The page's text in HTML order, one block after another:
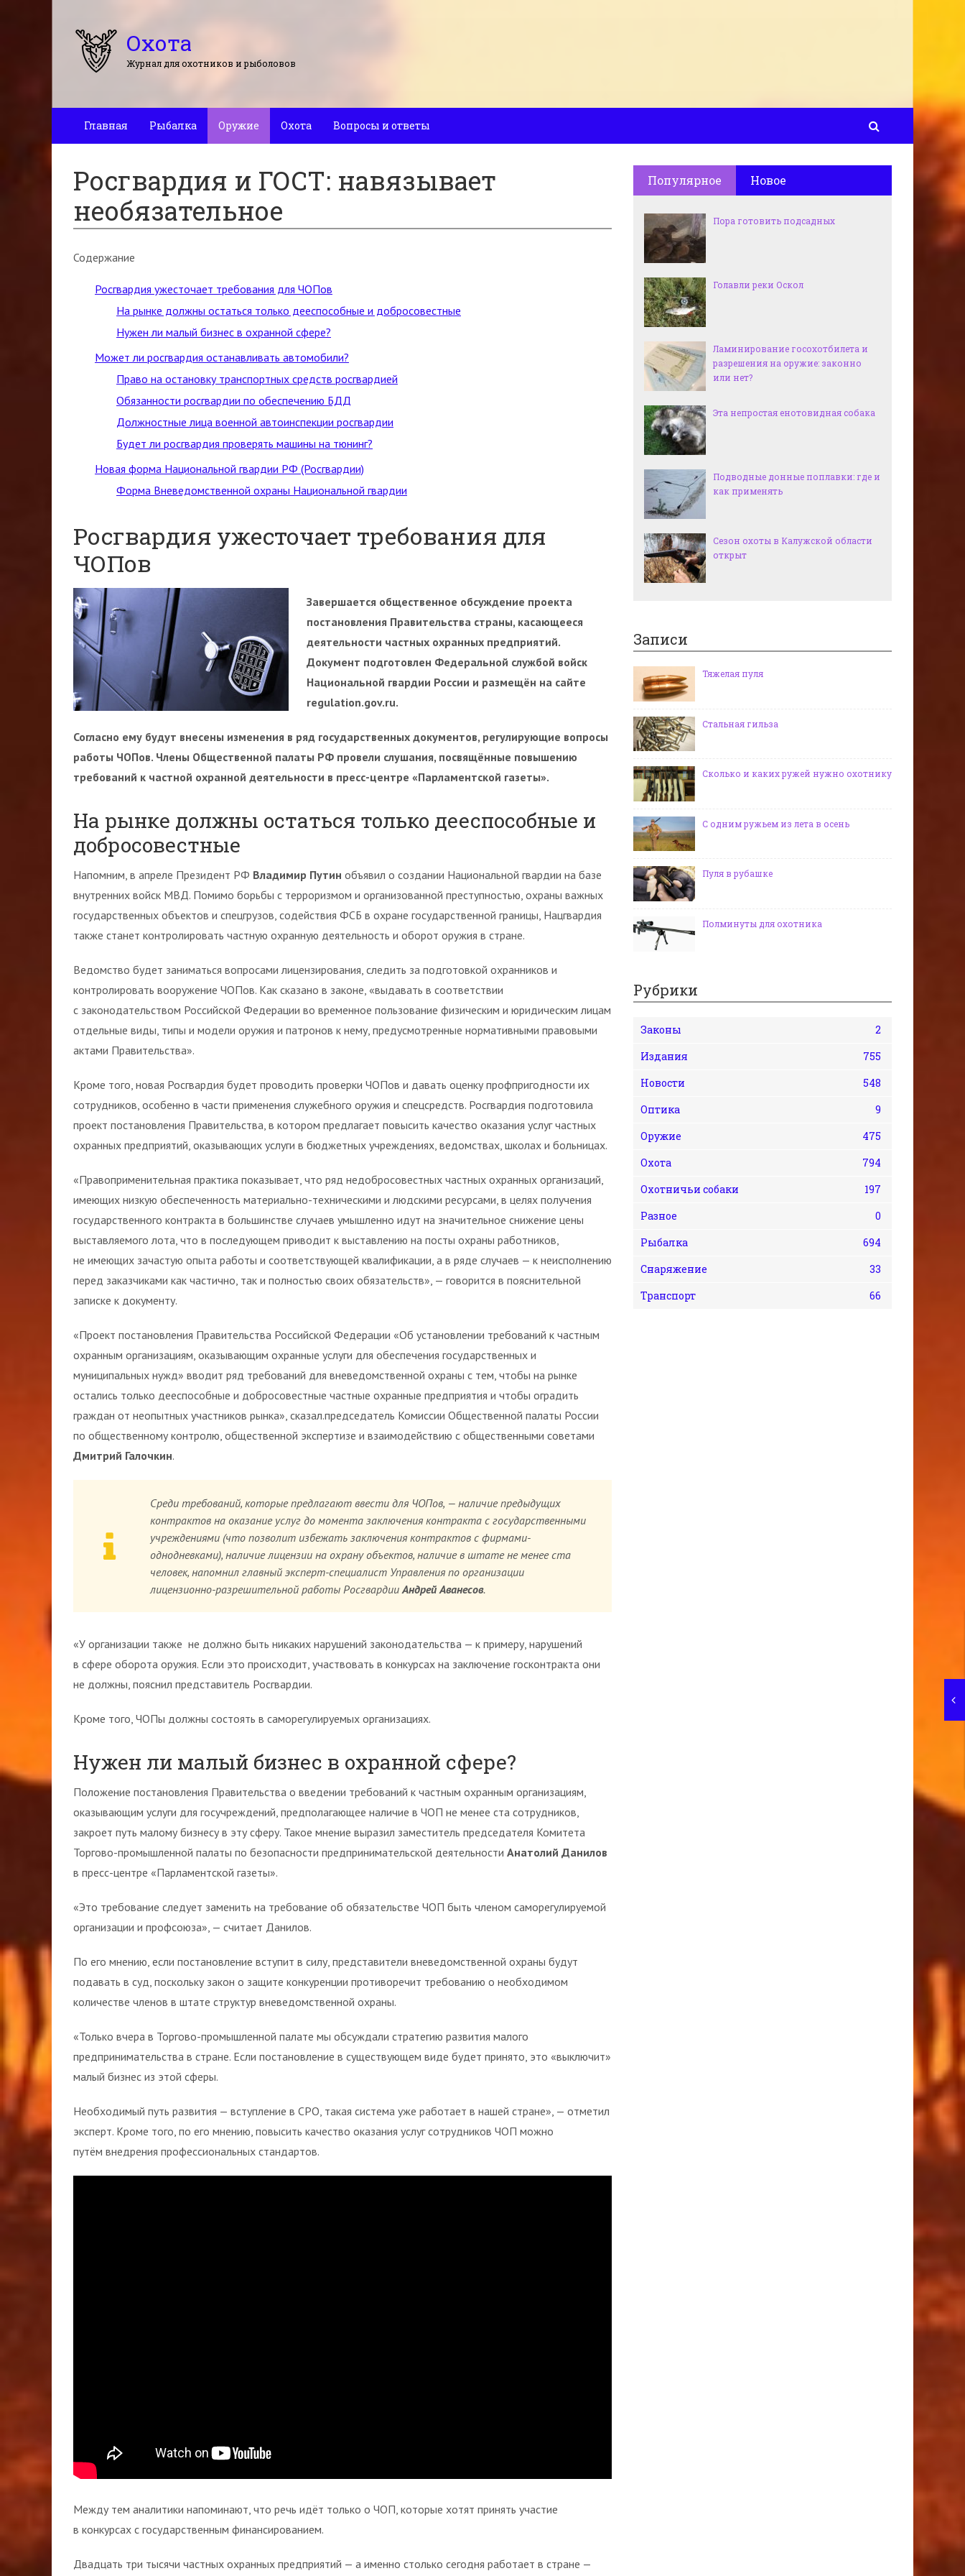
Охота
Журнал для охотников и рыболовов
Главная Рыбалка Оружие Охота Вопросы и ответы
Росгвардия и ГОСТ: навязывает
необязательное
Содержание
Росгвардия ужесточает требования для ЧОПов
На рынке должны остаться только дееспособные и добросовестные
Нужен ли малый бизнес в охранной сфере?
Может ли росгвардия останавливать автомобили?
Право на остановку транспортных средств росгвардией
Обязанности росгвардии по обеспечению БДД
Должностные лица военной автоинспекции росгвардии
Будет ли росгвардия проверять машины на тюнинг?
Новая форма Национальной гвардии РФ (Росгвардии)
Форма Вневедомственной охраны Национальной гвардии
Росгвардия ужесточает требования для
ЧОПов
Завершается общественное обсуждение проекта
постановления Правительства страны, касающееся
деятельности частных охранных предприятий.
Документ подготовлен Федеральной службой войск
Национальной гвардии России и размещён на сайте
regulation.gov.ru.
Согласно ему будут внесены изменения в ряд государственных документов, регулирующие вопросы
работы ЧОПов. Члены Общественной палаты РФ провели слушания, посвящённые повышению
требований к частной охранной деятельности в пресс-центре «Парламентской газеты».
На рынке должны остаться только дееспособные и
добросовестные
Напомним, в апреле Президент РФ Владимир Путин объявил о создании Национальной гвардии на базе
внутренних войск МВД. Помимо борьбы с терроризмом и организованной преступностью, охраны важных
государственных объектов и спецгрузов, содействия ФСБ в охране государственной границы, Нацгвардия
также станет контролировать частную охранную деятельность и оборот оружия в стране.
Ведомство будет заниматься вопросами лицензирования, следить за подготовкой охранников и
контролировать вооружение ЧОПов. Как сказано в законе, «выдавать в соответствии
с законодательством Российской Федерации во временное пользование физическим и юридическим лицам
отдельные виды, типы и модели оружия и патронов к нему, предусмотренные нормативными правовыми
актами Правительства».
Кроме того, новая Росгвардия будет проводить проверки ЧОПов и давать оценку профпригодности их
сотрудников, особенно в части применения служебного оружия и спецсредств. Росгвардия подготовила
проект постановления Правительства, в котором предлагает повысить качество оказания услуг частных
охранных предприятий, оказывающих услуги в бюджетных учреждениях, ведомствах, школах и больницах.
«Правоприменительная практика показывает, что ряд недобросовестных частных охранных организаций,
имеющих низкую обеспеченность материально-техническими и людскими ресурсами, в целях получения
государственного контракта в большинстве случаев умышленно идут на значительное снижение цены
выставляемого лота, что в последующем приводит к выставлению на посты охраны работников,
не имеющих зачастую опыта работы и соответствующей квалификации, а в ряде случаев — к неисполнению
перед заказчиками как частично, так и полностью своих обязательств», — говорится в пояснительной
записке к документу.
«Проект постановления Правительства Российской Федерации «Об установлении требований к частным
охранным организациям, оказывающим охранные услуги для обеспечения государственных и
муниципальных нужд» вводит ряд требований для вневедомственной охраны с тем, чтобы на рынке
остались только дееспособные и добросовестные частные охранные предприятия и чтобы оградить
граждан от неопытных участников рынка», сказал.председатель Комиссии Общественной палаты России
по общественному контролю, общественной экспертизе и взаимодействию с общественными советами
Дмитрий Галочкин.
Среди требований, которые предлагают ввести для ЧОПов, — наличие предыдущих
контрактов на оказание услуг до момента заключения контракта с государственными
учреждениями (что позволит избежать заключения контрактов с фирмами-
однодневками), наличие лицензии на охрану объектов, наличие в штате не менее ста
человек, напомнил главный эксперт-специалист Управления по организации
лицензионно-разрешительной работы РосгвардииАндрей Аванесов.
«У организации также не должно быть никаких нарушений законодательства — к примеру, нарушений
в сфере оборота оружия. Если это происходит, участвовать в конкурсах на заключение госконтракта они
не должны, пояснил представитель Росгвардии.
Кроме того, ЧОПы должны состоять в саморегулируемых организациях.
Нужен ли малый бизнес в охранной сфере?
Положение постановления Правительства о введении требований к частным охранным организациям,
оказывающим услуги для госучреждений, предполагающее наличие в ЧОП не менее ста сотрудников,
закроет путь малому бизнесу в эту сферу. Такое мнение выразил заместитель председателя Комитета
Торгово-промышленной палаты по безопасности предпринимательской деятельности Анатолий Данилов
в пресс-центре «Парламентской газеты».
«Это требование следует заменить на требование об обязательстве ЧОП быть членом саморегулируемой
организации и профсоюза», — считает Данилов.
По его мнению, если постановление вступит в силу, представители вневедомственной охраны будут
подавать в суд, поскольку закон о защите конкуренции противоречит требованию о необходимом
количестве членов в штате структур вневедомственной охраны.
«Только вчера в Торгово-промышленной палате мы обсуждали стратегию развития малого
предпринимательства в стране. Если постановление в существующем виде будет принято, это «выключит»
малый бизнес из этой сферы.
Необходимый путь развития — вступление в СРО, такая система уже работает в нашей стране», — отметил
эксперт. Кроме того, по его мнению, повысить качество оказания услуг сотрудников ЧОП можно
путём внедрения профессиональных стандартов.
Между тем аналитики напоминают, что речь идёт только о ЧОП, которые хотят принять участие
в конкурсах с государственным финансированием.
Двадцать три тысячи частных охранных предприятий — а именно столько сегодня работает в стране —
Популярное Новое
Пора готовить подсадных
Голавли реки Оскол
Ламинирование госохотбилета и
разрешения на оружие: законно
или нет?
Эта непростая енотовидная собака
Подводные донные поплавки: где и
как применять
Сезон охоты в Калужской области
открыт
Записи
Тяжелая пуля
Стальная гильза
Сколько и каких ружей нужно охотнику
С одним ружьем из лета в осень
Пуля в рубашке
Полминуты для охотника
Рубрики
Законы
2
Издания
755
Новости
548
Оптика
9
Оружие
475
Охота
794
Охотничьи собаки
197
Разное
0
Рыбалка
694
Снаряжение
33
Транспорт
66